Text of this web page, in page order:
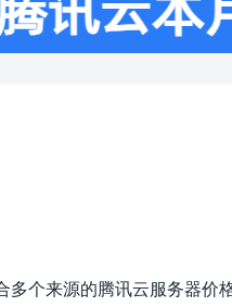
多个来源的腾讯云服务器价